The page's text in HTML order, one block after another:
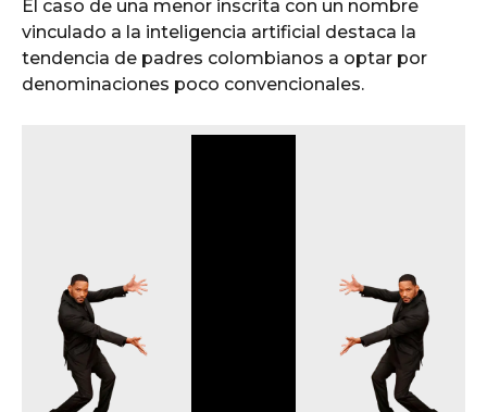
o
El caso de una menor inscrita con un nombre
vinculado a la inteligencia artificial destaca la
tendencia de padres colombianos a optar por
denominaciones poco convencionales.